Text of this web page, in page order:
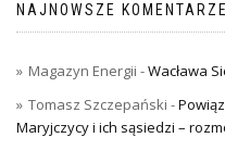
NAJNOWSZE KOMENTARZE
Magazyn Energii -Wacława
Tomasz Szczepański -
Maryjczycy i ich sąsiedzi –